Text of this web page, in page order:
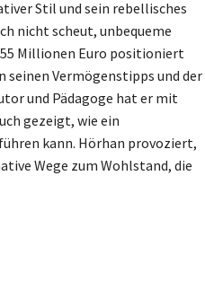
Stil und sein rebellisches
nicht scheut, unbequeme
Millionen Euro positioniert
seinen Vermögenstipps und der
und Pädagoge hat er mit
gezeigt, wie ein
kann. Hörhan provoziert,
Wege zum Wohlstand, die